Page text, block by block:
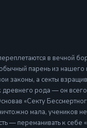
в вечной
парень из
законы, а секты
рода — он
«Секту
мала, учеников
— переманивать к себе